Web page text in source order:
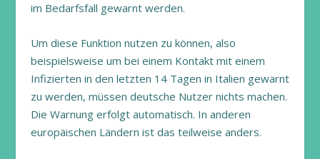
im Bedarfsfall gewarnt werden.
Um diese Funktion nutzen zu können, also
beispielsweise um bei einem Kontakt mit einem
Infizierten in den letzten 14 Tagen in Italien gewarnt
zu werden, müssen deutsche Nutzer nichts machen.
Die Warnung erfolgt automatisch. In anderen
europäischen Ländern ist das teilweise anders.